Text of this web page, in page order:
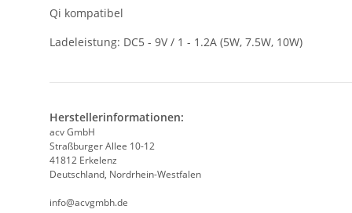
Qi kompatibel
Ladeleistung: DC5 - 9V / 1 - 1.2A (5W, 7.5W, 10W)
Herstellerinformationen:
acv GmbH
Straßburger Allee 10-12
41812 Erkelenz
Deutschland, Nordrhein-Westfalen
info@acvgmbh.de